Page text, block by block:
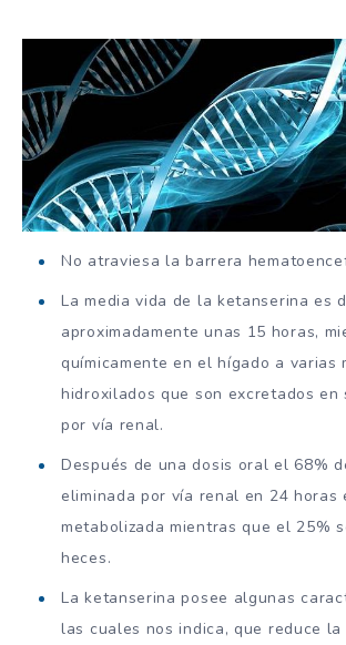
No atraviesa la barrera
La media vida de la ketanserina es
aproximadamente unas 15 horas,
químicamente en el hígado a varias
hidroxilados que son excretados en
por vía renal.
Después de una dosis oral el 68%
eliminada por vía renal en 24 horas
metabolizada mientras que el 25%
heces.
La ketanserina posee algunas
las cuales nos indica, que reduce